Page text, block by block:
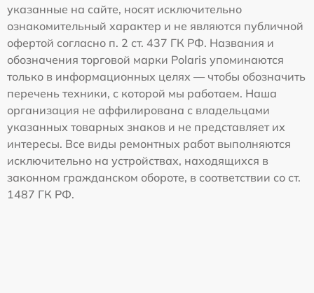
указанные на сайте, носят исключительно
ознакомительный характер и не являются публичной
офертой согласно п. 2 ст. 437 ГК РФ. Названия и
обозначения торговой марки Polaris упоминаются
только в информационных целях — чтобы обозначить
перечень техники, с которой мы работаем. Наша
организация не аффилирована с владельцами
указанных товарных знаков и не представляет их
интересы. Все виды ремонтных работ выполняются
исключительно на устройствах, находящихся в
законном гражданском обороте, в соответствии со ст.
1487 ГК РФ.